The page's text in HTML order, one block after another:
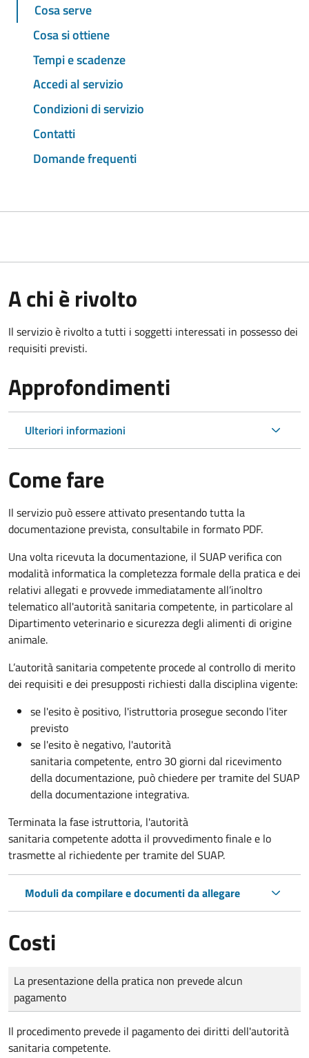
Cosa serve
Cosa si ottiene
Tempi e scadenze
Accedi al servizio
Condizioni di servizio
Contatti
Domande frequenti
A chi è rivolto
Il servizio è rivolto a tutti i soggetti interessati in possesso dei
requisiti previsti.
Approfondimenti
Ulteriori informazioni
Come fare
Il servizio può essere attivato presentando tutta la
documentazione prevista, consultabile in formato PDF.
Una volta ricevuta la documentazione, il SUAP verifica con
modalità informatica la completezza formale della pratica e dei
relativi allegati e provvede immediatamente all’inoltro
telematico all'autorità sanitaria competente, in particolare al
Dipartimento veterinario e sicurezza degli alimenti di origine
animale.
L’autorità sanitaria competente procede al controllo di merito
dei requisiti e dei presupposti richiesti dalla disciplina vigente:
se l'esito è positivo, l'istruttoria prosegue secondo l'iter
previsto
se l'esito è negativo, l'autorità
sanitaria competente, entro 30 giorni dal ricevimento
della documentazione, può chiedere per tramite del SUAP
della documentazione integrativa.
Terminata la fase istruttoria, l'autorità
sanitaria competente adotta il provvedimento finale e lo
trasmette al richiedente per tramite del SUAP.
Moduli da compilare e documenti da allegare
Costi
Tipo di pagamento
Importo
La presentazione della pratica non prevede alcun
pagamento
Il procedimento prevede il pagamento dei diritti dell'autorità
sanitaria competente.